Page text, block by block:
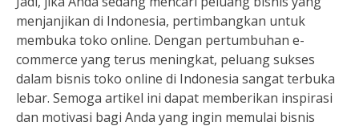
menjanjikan di Indonesia, pertimbangkan untuk
membuka toko online. Dengan pertumbuhan e-
commerce yang terus meningkat, peluang sukses
dalam bisnis toko online di Indonesia sangat terbuka
lebar. Semoga artikel ini dapat memberikan inspirasi
dan motivasi bagi Anda yang ingin memulai bisnis